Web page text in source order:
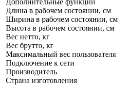
Длина в рабочем состоянии, см
Ширина в рабочем состоянии, см
Высота в рабочем состоянии, см
Вес нетто, кг
Вес брутто, кг
Максимальный вес пользователя
Подключение к сети
Производитель
Страна изготовления